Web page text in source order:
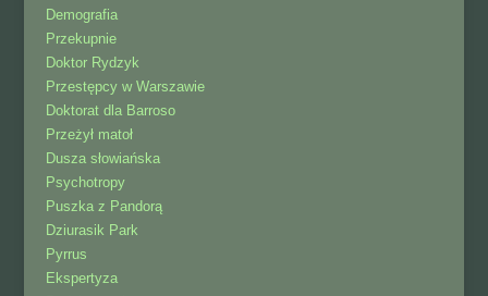
Demografia
Przekupnie
Doktor Rydzyk
Przestępcy w Warszawie
Doktorat dla Barroso
Przeżył matoł
Dusza słowiańska
Psychotropy
Puszka z Pandorą
Dziurasik Park
Pyrrus
Ekspertyza